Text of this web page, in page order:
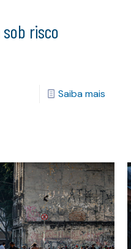
risco
Saiba mais